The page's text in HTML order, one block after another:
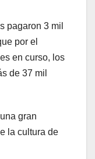
pagaron 3 mil
por el
en curso, los
de 37 mil
gran
la cultura de